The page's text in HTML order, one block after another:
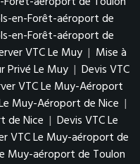
en-Forêt-aéroport de
en-Forêt-aéroport de
VTC Le Muy | Mise à
Privé Le Muy | Devis VTC
VTC Le Muy-Aéroport
Muy-Aéroport de Nice |
de Nice | Devis VTC Le
VTC Le Muy-aéroport de
Muy-aéroport de Toulon